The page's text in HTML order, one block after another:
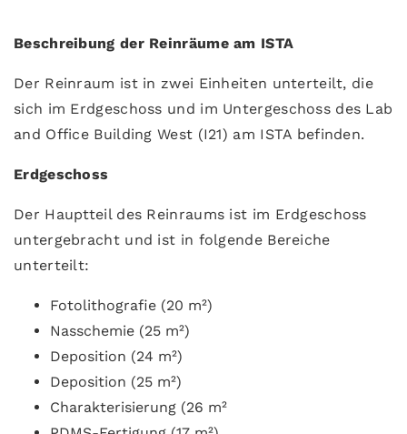
Beschreibung der Reinräume am ISTA
Der Reinraum ist in zwei Einheiten unterteilt, die
sich im Erdgeschoss und im Untergeschoss des Lab
and Office Building West (I21) am ISTA befinden.
Erdgeschoss
Der Hauptteil des Reinraums ist im Erdgeschoss
untergebracht und ist in folgende Bereiche
unterteilt:
Fotolithografie (20 m²)
Nasschemie (25 m²)
Deposition (24 m²)
Deposition (25 m²)
Charakterisierung (26 m²